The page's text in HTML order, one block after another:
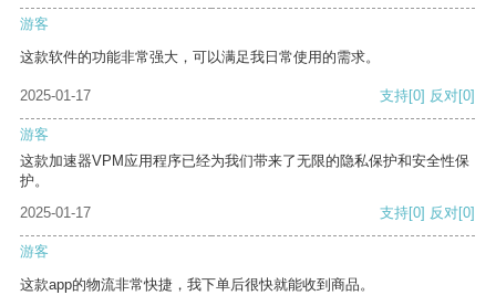
游客
这款软件的功能非常强大，可以满足我日常使用的需求。
2025-01-17 支持[0] 反对[0]
游客
这款加速器VPM应用程序已经为我们带来了无限的隐私保护和安全性保
护。
2025-01-17
支持[0] 反对[0]
游客
这款app的物流非常快捷，我下单后很快就能收到商品。